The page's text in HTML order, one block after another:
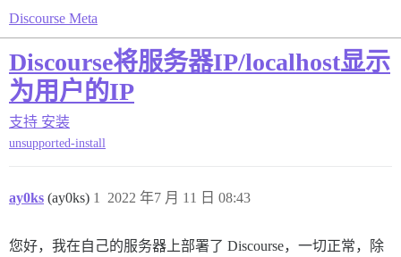
Discourse Meta
Discourse将服务器IP/localhost显示
为用户的IP
支持 安装
unsupported-install
ay0ks (ay0ks) 2022 年7 月 11 日 08:43
1
您好，我在自己的服务器上部署了 Discourse，一切正常，除